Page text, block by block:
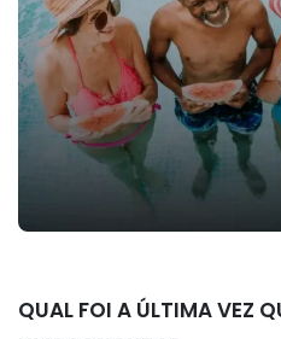
QUAL FOI A ÚLTIMA VEZ